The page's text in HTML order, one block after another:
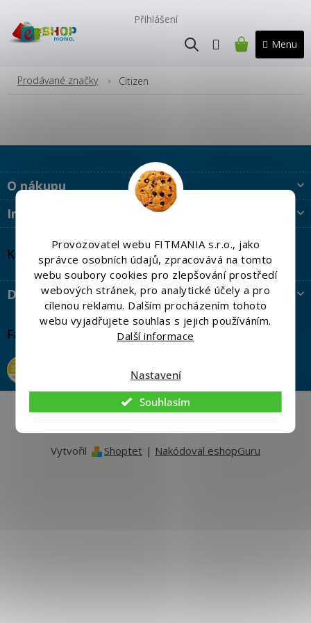
Provozovatel webu FITMANIA s.r.o., jako
správce osobních údajů, zpracovává na tomto
webu soubory cookies pro zlepšování prostředí
webových stránek, pro analytické účely a pro
cílenou reklamu. Dalším procházením tohoto
webu vyjadřujete souhlas s jejich používáním.
Další informace
Nastavení
Souhlasím
obsah
Přihlášení
NÁKUPNÍ
Prodávané značky Citizen
Z
a
Facebook
obchod svým známým
O nákupu
Informace
Kontakt
Doprava a platba
Vytvořil Shoptet | Nakódoval eshopGuru
Copyright 2026Eshopmania.cz. Všechna práva vyhrazena.